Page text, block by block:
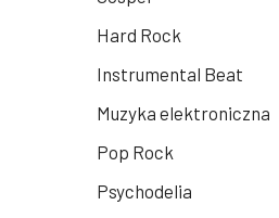
Hard Rock
Instrumental Beat
Muzyka elektroniczna
Pop Rock
Psychodelia